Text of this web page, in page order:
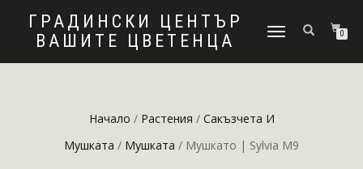
ГРАДИНСКИ ЦЕНТЪР
ВАШИТЕ ЦВЕТЕНЦА
ПРЕВКЛЮЧВАНЕ
НАВИГАЦИЯТА
0
Начало / Растения / Сакъзчета И
Мушката / Мушката / Мушкато | Sylvia M9